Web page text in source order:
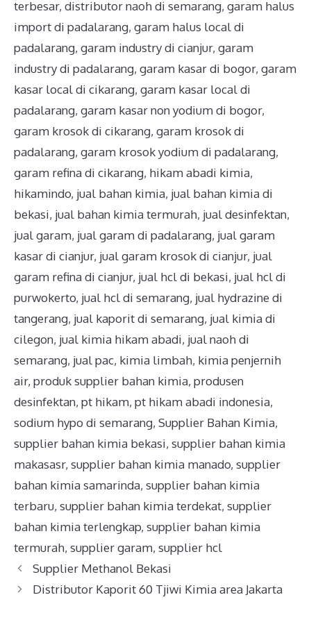
terbesar, distributor naoh di semarang, garam halus
import di padalarang, garam halus local di
padalarang, garam industry di cianjur, garam
industry di padalarang, garam kasar di bogor, garam
kasar local di cikarang, garam kasar local di
padalarang, garam kasar non yodium di bogor,
garam krosok di cikarang, garam krosok di
padalarang, garam krosok yodium di padalarang,
garam refina di cikarang, hikam abadi kimia,
hikamindo, jual bahan kimia, jual bahan kimia di
bekasi, jual bahan kimia termurah, jual desinfektan,
jual garam, jual garam di padalarang, jual garam
kasar di cianjur, jual garam krosok di cianjur, jual
garam refina di cianjur, jual hcl di bekasi, jual hcl di
purwokerto, jual hcl di semarang, jual hydrazine di
tangerang, jual kaporit di semarang, jual kimia di
cilegon, jual kimia hikam abadi, jual naoh di
semarang, jual pac, kimia limbah, kimia penjernih
air, produk supplier bahan kimia, produsen
desinfektan, pt hikam, pt hikam abadi indonesia,
sodium hypo di semarang, Supplier Bahan Kimia,
supplier bahan kimia bekasi, supplier bahan kimia
makasasr, supplier bahan kimia manado, supplier
bahan kimia samarinda, supplier bahan kimia
terbaru, supplier bahan kimia terdekat, supplier
bahan kimia terlengkap, supplier bahan kimia
termurah, supplier garam, supplier hcl
Supplier Methanol Bekasi
Distributor Kaporit 60 Tjiwi Kimia area Jakarta